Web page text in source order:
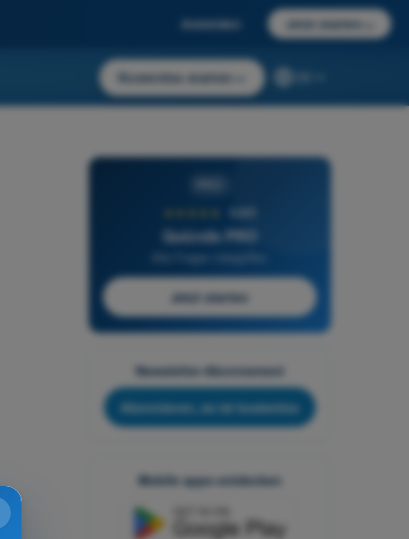
Anmelden Jetzt starten
Kostenlos starten
4,6/5
Quizvds PRO
Alle Fragen inbegriffen
Jetzt starten
Newsletter-Abonnement
Abonnieren, es ist kostenlos
Mobile apps entdecken